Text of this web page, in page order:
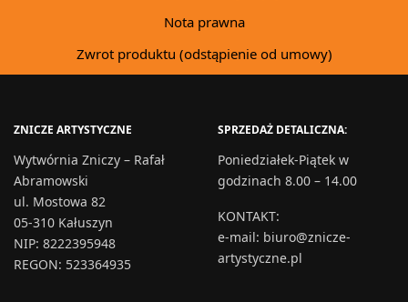
Nota prawna
Zwrot produktu (odstąpienie od umowy)
ZNICZE ARTYSTYCZNE
Wytwórnia Zniczy – Rafał
Abramowski
ul. Mostowa 82
05-310 Kałuszyn
NIP: 8222395948
REGON: 523364935
SPRZEDAŻ DETALICZNA:
Poniedziałek-Piątek w
godzinach 8.00 – 14.00
KONTAKT:
e-mail: biuro@znicze-
artystyczne.pl